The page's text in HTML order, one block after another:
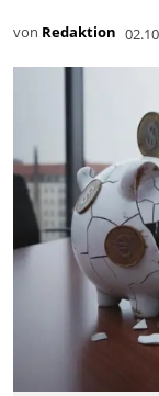
von Redaktion